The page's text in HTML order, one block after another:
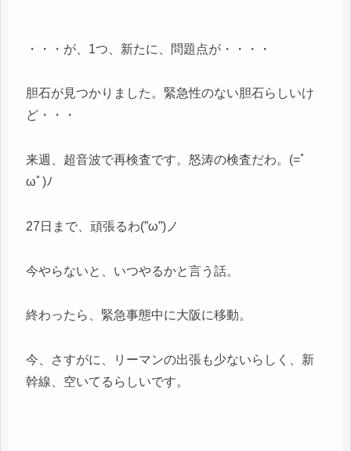
・・・が、1つ、新たに、問題点が・・・・
胆石が見つかりました。緊急性のない胆石らしいけ
ど・・・
来週、超音波で再検査です。怒涛の検査だわ。(=ﾟ
ωﾟ)ﾉ
27日まで、頑張るわ(”ω”)ノ
今やらないと、いつやるかと言う話。
終わったら、緊急事態中に大阪に移動。
今、さすがに、リーマンの出張も少ないらしく、新
幹線、空いてるらしいです。